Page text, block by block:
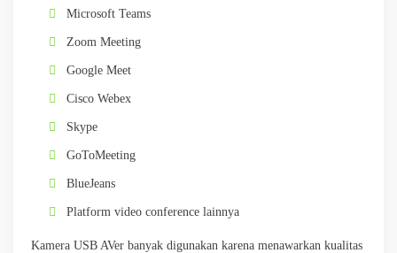
Microsoft Teams
Zoom Meeting
Google Meet
Cisco Webex
Skype
GoToMeeting
BlueJeans
Platform video conference lainnya
Kamera USB AVer banyak digunakan karena menawarkan kualitas